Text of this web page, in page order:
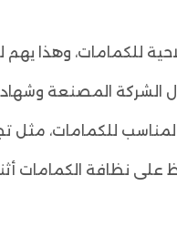
للكمامات، وهذا
المصنعة وشهادات
للكمامات،
على نظافة